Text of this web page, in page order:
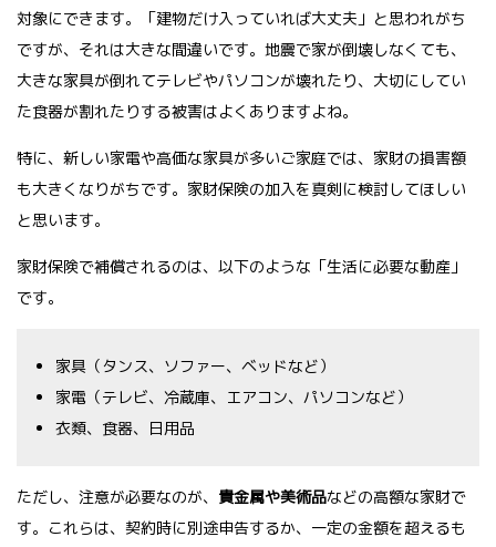
対象にできます。「建物だけ入っていれば大丈夫」と思われがち
ですが、それは大きな間違いです。地震で家が倒壊しなくても、
大きな家具が倒れてテレビやパソコンが壊れたり、大切にしてい
た食器が割れたりする被害はよくありますよね。
特に、新しい家電や高価な家具が多いご家庭では、家財の損害額
も大きくなりがちです。家財保険の加入を真剣に検討してほしい
と思います。
家財保険で補償されるのは、以下のような「生活に必要な動産」
です。
家具（タンス、ソファー、ベッドなど）
家電（テレビ、冷蔵庫、エアコン、パソコンなど）
衣類、食器、日用品
ただし、注意が必要なのが、 貴金属や美術品などの高額な家財で
す。これらは、契約時に別途申告するか、一定の金額を超えるも